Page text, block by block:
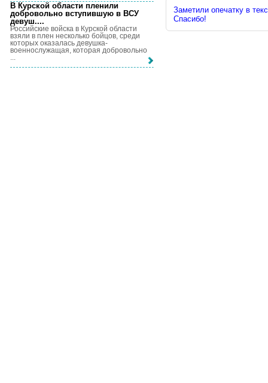
Заметили опечатку в
Спасибо!
В Курской области пленили
добровольно вступившую в ВСУ
девуш....
Российские войска в Курской области
взяли в плен несколько бойцов, среди
которых оказалась девушка-
военнослужащая, которая добровольно
...